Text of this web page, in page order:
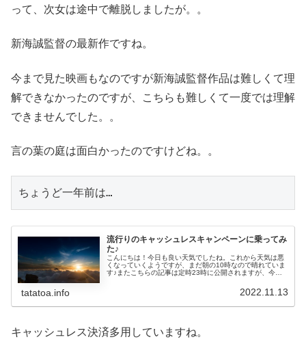
って、次女は途中で離脱しましたが。。
新海誠監督の最新作ですね。
今まで見た映画もなのですが新海誠監督作品は難しくて理
解できなかったのですが、こちらも難しくて一度では理解
できませんでした。。
言の葉の庭は面白かったのですけどね。。
ちょうど一年前は…
流行りのキャッシュレスキャンペーンに乗ってみ
た♪
こんにちは！今日も良い天気でしたね。これから天気は悪
くなっていくようですが、まだ朝の10時なので晴れていま
す♪またこちらの記事は定時23時に公開されますが、今か
tatatoa.info 2022.11.13
キャッシュレス決済多用していますね。